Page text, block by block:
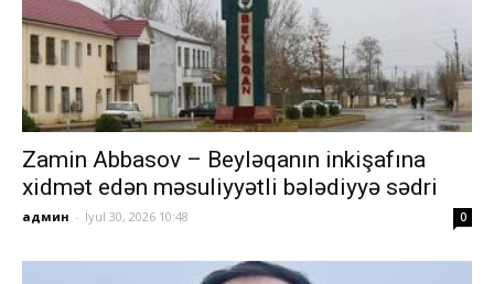
Zamin Abbasov – Beyləqanın inkişafına
xidmət edən məsuliyyətli bələdiyyə sədri
админ - İyul 30, 2026 10:48 0